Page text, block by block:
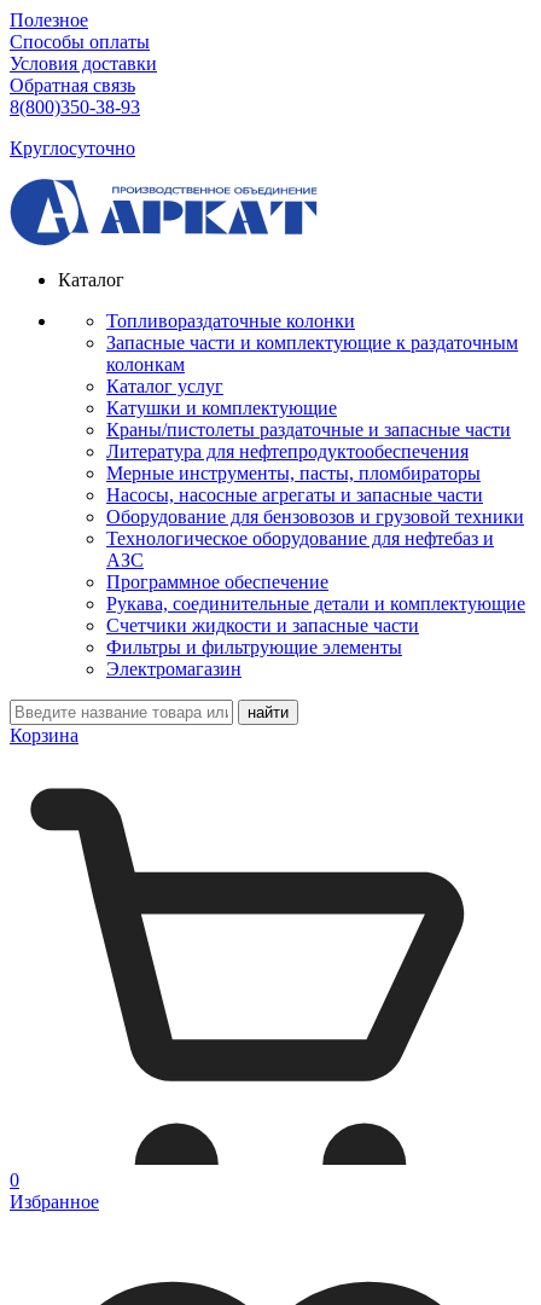
Полезное
Способы оплаты
Условия доставки
Обратная связь
8(800)350-38-93
Круглосуточно
Каталог
Топливораздаточные колонки
Запасные части и комплектующие к раздаточным
колонкам
Каталог услуг
Катушки и комплектующие
Краны/пистолеты раздаточные и запасные части
Литература для нефтепродуктообеспечения
Мерные инструменты, пасты, пломбираторы
Насосы, насосные агрегаты и запасные части
Оборудование для бензовозов и грузовой техники
Технологическое оборудование для нефтебаз и
АЗС
Программное обеспечение
Рукава, соединительные детали и комплектующие
Счетчики жидкости и запасные части
Фильтры и фильтрующие элементы
Электромагазин
Корзина
0
Избранное